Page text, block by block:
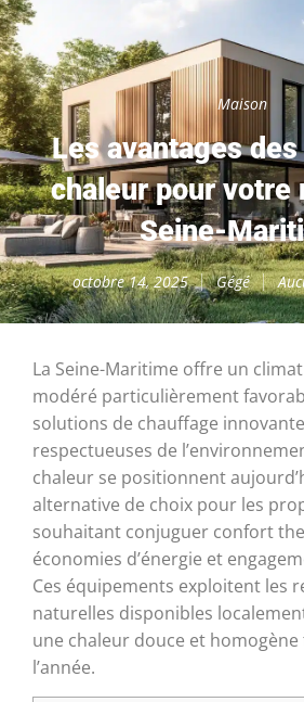
Maison
Les avantages
chaleur pour votre
Seine-
octobre 14, 2025 Gégé
La Seine-Maritime offre un
modéré particulièrement
solutions de chauffage
respectueuses de
chaleur se positionnent
alternative de choix pour les
souhaitant conjuguer confort
économies d’énergie et
Ces équipements exploitent les
naturelles disponibles
une chaleur douce et
l’année.